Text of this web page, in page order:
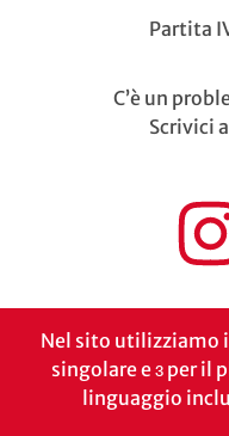
Partita
C’è un
Scrivici a
Nel sito utilizziamo
singolare e ɜ per il
linguaggio